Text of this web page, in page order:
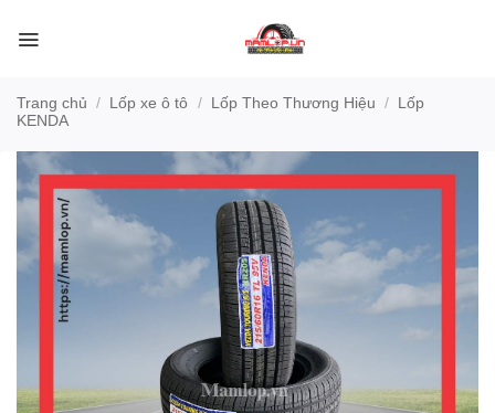
qua
Trang chủ / Lốp xe ô tô / Lốp Theo Thương Hiệu / Lốp
KENDA